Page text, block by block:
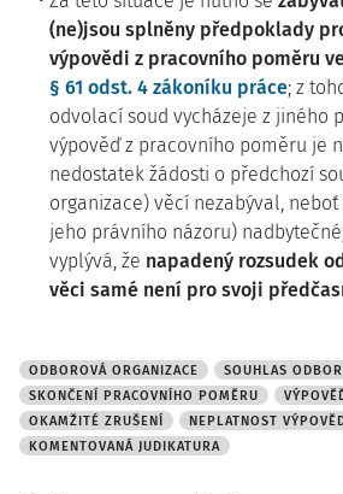
(ne)jsou splněny předpoklady
výpovědi z pracovního poměru
§ 61 odst. 4 zákoníku práce; z
odvolací soud vycházeje z jiného
výpověď z pracovního poměru je
nedostatek žádosti o předchozí
organizace) věcí nezabýval,
jeho právního názoru)
vyplývá, že napadený rozsudek
věci samé není pro svoji
ODBOROVÁ ORGANIZACE
SOUHLAS
SKONČENÍ PRACOVNÍHO POMĚRU
OKAMŽITÉ ZRUŠENÍ
NEPLATNOST
KOMENTOVANÁ JUDIKATURA